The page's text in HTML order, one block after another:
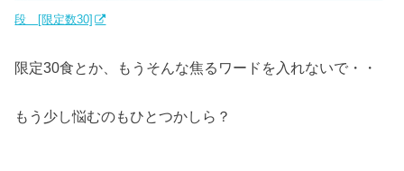
段 [限定数30]
限定30食とか、もうそんな焦るワードを入れないで・・
もう少し悩むのもひとつかしら？